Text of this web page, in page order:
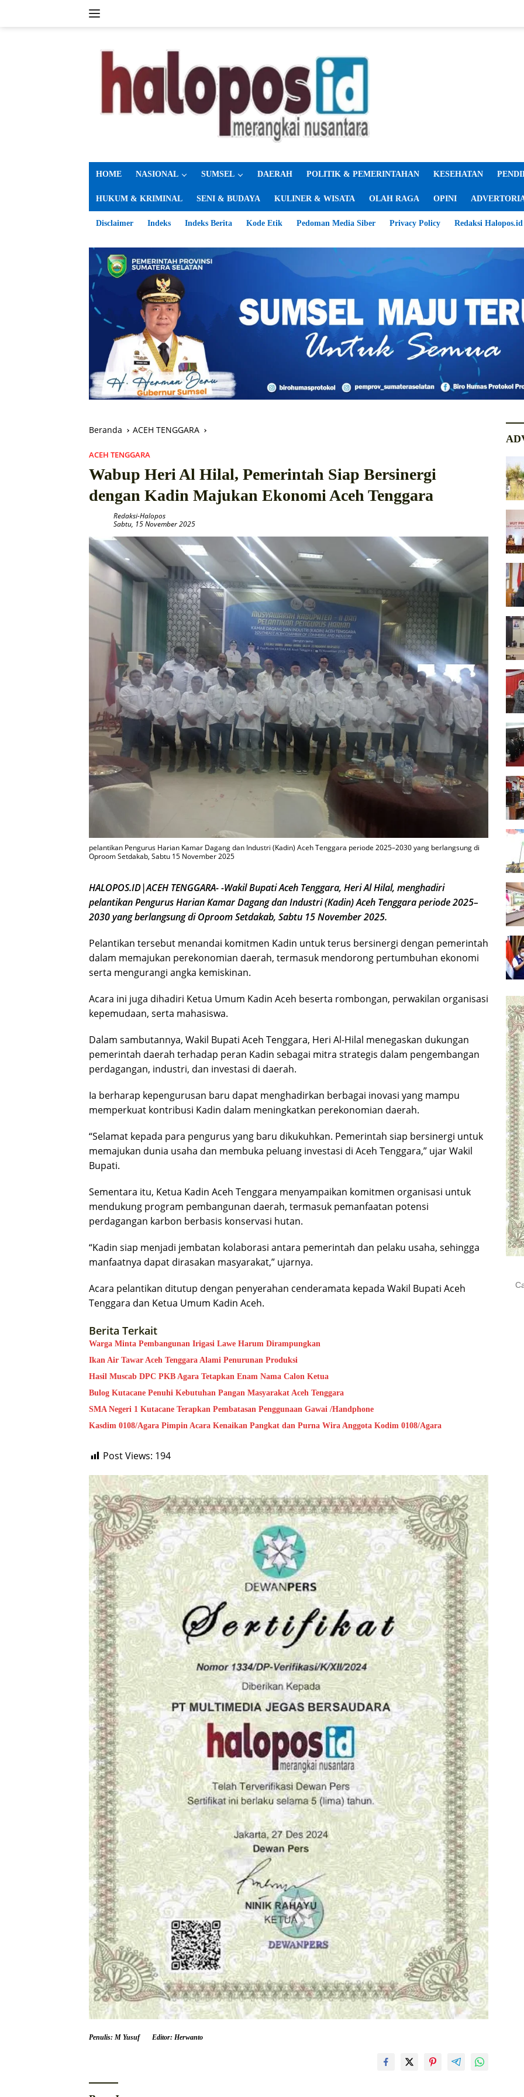
HOME NASIONAL SUMSEL DAERAH POLITIK & PEMERINTAHAN KESEHATAN
HUKUM & KRIMINAL SENI & BUDAYA KULINER & WISATA OLAH RAGA OPINI
Disclaimer Indeks Indeks Berita Kode Etik Pedoman Media Siber Privacy Policy Redaksi Halopos.id
Beranda ACEH TENGGARA
ACEH TENGGARA
Wabup Heri Al Hilal, Pemerintah Siap Bersinergi
dengan Kadin Majukan Ekonomi Aceh Tenggara
Redaksi-Halopos
Sabtu, 15 November 2025
pelantikan Pengurus Harian Kamar Dagang dan Industri (Kadin) Aceh Tenggara periode 2025–2030 yang berlangsung di
Oproom Setdakab, Sabtu 15 November 2025
HALOPOS.ID|ACEH TENGGARA- -Wakil Bupati Aceh Tenggara, Heri Al Hilal, menghadiri
pelantikan Pengurus Harian Kamar Dagang dan Industri (Kadin) Aceh Tenggara periode 2025–
2030 yang berlangsung di Oproom Setdakab, Sabtu 15 November 2025.
Pelantikan tersebut menandai komitmen Kadin untuk terus bersinergi dengan pemerintah
dalam memajukan perekonomian daerah, termasuk mendorong pertumbuhan ekonomi
serta mengurangi angka kemiskinan.
Acara ini juga dihadiri Ketua Umum Kadin Aceh beserta rombongan, perwakilan organisasi
kepemudaan, serta mahasiswa.
Dalam sambutannya, Wakil Bupati Aceh Tenggara, Heri Al-Hilal menegaskan dukungan
pemerintah daerah terhadap peran Kadin sebagai mitra strategis dalam pengembangan
perdagangan, industri, dan investasi di daerah.
Ia berharap kepengurusan baru dapat menghadirkan berbagai inovasi yang mampu
memperkuat kontribusi Kadin dalam meningkatkan perekonomian daerah.
“Selamat kepada para pengurus yang baru dikukuhkan. Pemerintah siap bersinergi untuk
memajukan dunia usaha dan membuka peluang investasi di Aceh Tenggara,” ujar Wakil
Bupati.
Sementara itu, Ketua Kadin Aceh Tenggara menyampaikan komitmen organisasi untuk
mendukung program pembangunan daerah, termasuk pemanfaatan potensi
perdagangan karbon berbasis konservasi hutan.
“Kadin siap menjadi jembatan kolaborasi antara pemerintah dan pelaku usaha, sehingga
manfaatnya dapat dirasakan masyarakat,” ujarnya.
Acara pelantikan ditutup dengan penyerahan cenderamata kepada Wakil Bupati Aceh
Tenggara dan Ketua Umum Kadin Aceh.
Berita Terkait
Warga Minta Pembangunan Irigasi Lawe Harum Dirampungkan
Ikan Air Tawar Aceh Tenggara Alami Penurunan Produksi
Hasil Muscab DPC PKB Agara Tetapkan Enam Nama Calon Ketua
Bulog Kutacane Penuhi Kebutuhan Pangan Masyarakat Aceh Tenggara
SMA Negeri 1 Kutacane Terapkan Pembatasan Penggunaan Gawai /Handphone
Kasdim 0108/Agara Pimpin Acara Kenaikan Pangkat dan Purna Wira Anggota Kodim 0108/Agara
Post Views: 194
Penulis: M Yusuf Editor: Herwanto